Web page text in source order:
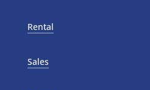
Rental
Sales